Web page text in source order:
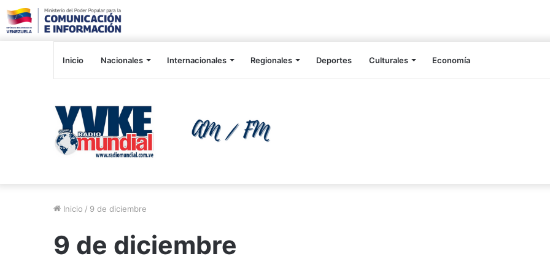
Inicio Nacionales Internacionales Regionales Deportes Culturales Economía
Inicio / 9 de diciembre
9 de diciembre